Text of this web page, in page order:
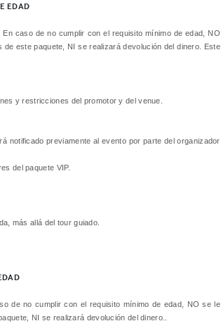
EDAD
caso de no cumplir con el requisito mínimo de edad, NO
este paquete, NI se realizará devolución del dinero. Este
y restricciones del promotor y del venue.
notificado previamente al evento por parte del organizador
del paquete VIP.
más allá del tour guiado.
de no cumplir con el requisito mínimo de edad, NO se le
NI se realizará devolución del dinero..